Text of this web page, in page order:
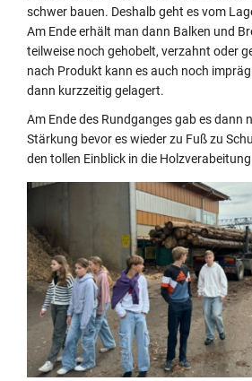
schwer bauen. Deshalb geht es vom
Am Ende erhält man dann Balken und
teilweise noch gehobelt, verzahnt oder
nach Produkt kann es auch noch
dann kurzzeitig gelagert.
Am Ende des Rundganges gab es dann
Stärkung bevor es wieder zu Fuß zu
den tollen Einblick in die